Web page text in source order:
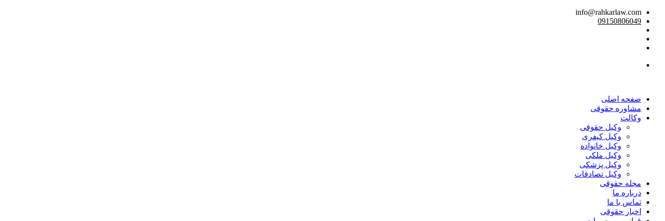
info@rahkarlaw.com
09150806049
صفحه اصلی
مشاوره حقوقی
وکالت
وکیل حقوقی
وکیل کیفری
وکیل خانواده
وکیل ملکی
وکیل پزشکی
وکیل تصادفات
مجله حقوقی
درباره ما
تماس با ما
اخبار حقوقی